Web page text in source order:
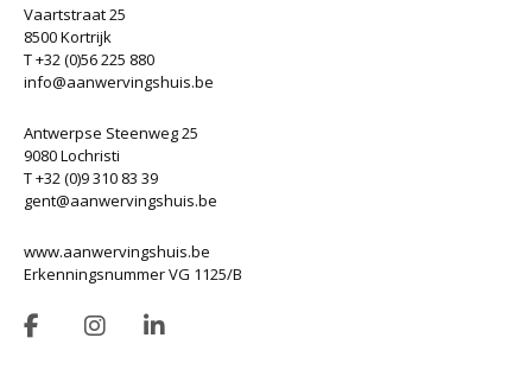
Vaartstraat 25
8500 Kortrijk
T +32 (0)56 225 880
info@aanwervingshuis.be
Antwerpse Steenweg 25
9080 Lochristi
T +32 (0)9 310 83 39
gent@aanwervingshuis.be
www.aanwervingshuis.be
Erkenningsnummer VG 1125/B